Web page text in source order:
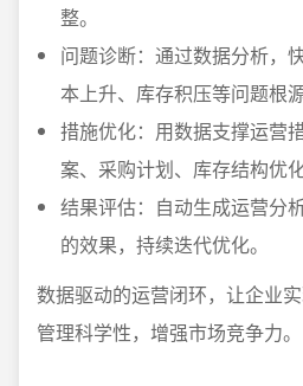
整。
问题诊断：通过数据分析，
本上升、库存积压等问题根源
措施优化：用数据支撑运营
案、采购计划、库存结构优化
结果评估：自动生成运营分
的效果，持续迭代优化。
数据驱动的运营闭环，让企业
管理科学性，增强市场竞争力。